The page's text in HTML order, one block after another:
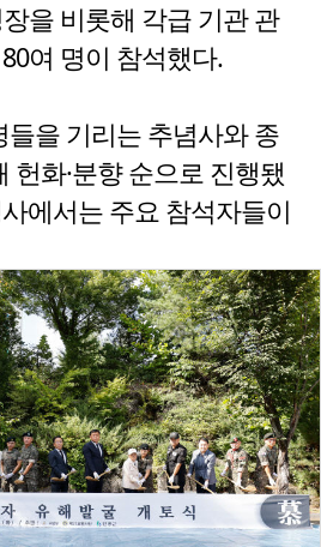
을 비롯해 각급 기관 관
여 명이 참석했다.
을 기리는 추념사와 종
헌화·분향 순으로 진행됐
에서는 주요 참석자들이